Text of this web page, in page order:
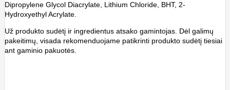
Dipropylene Glycol Diacrylate, Lithium Chloride, BHT, 2-
Hydroxyethyl Acrylate.
Už produkto sudėtį ir ingredientus atsako gamintojas. Dėl galimų
pakeitimų, visada rekomenduojame patikrinti produkto sudėtį tiesiai
ant gaminio pakuotės.